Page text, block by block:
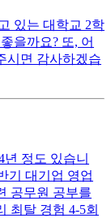
있는 대학교 2학
을까요? 또, 어
시면 감사하겠습
정도 있습니
기 대기업 영업
공무원 공부를
최탈 경험 4-5회